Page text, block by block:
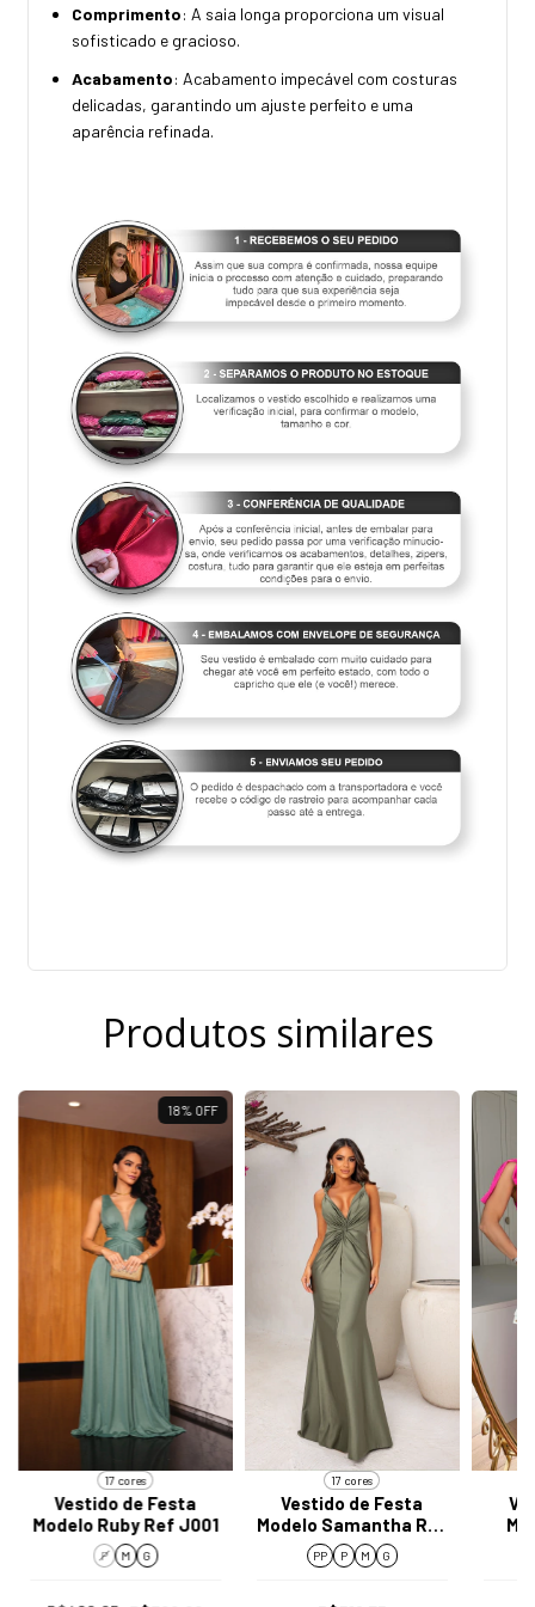
Comprimento: A saia longa proporciona um visual
sofisticado e gracioso.
Acabamento: Acabamento impecável com costuras
delicadas, garantindo um ajuste perfeito e uma
aparência refinada.
Produtos similares
18% OFF
17 cores
Vestido de Festa
Modelo Ruby Ref J001
P M G
17 cores
Vestido de Festa
Modelo Samantha Ref
J057
PP P M G